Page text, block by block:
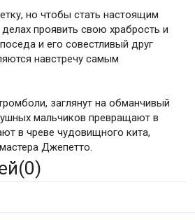
но чтобы стать настоящим
проявить свою храбрость и
и его совестливый друг
навстречу самым
заглянут на обманчивый
мальчиков превращают в
в чреве чудовищного кита,
Джепетто.
0)